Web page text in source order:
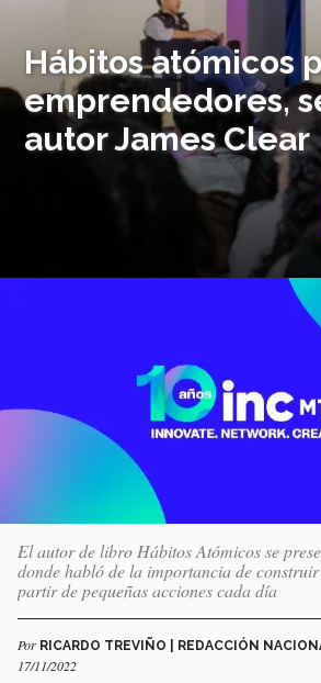
Hábitos atómicos
emprendedores,
autor James Clear
El autor de libro Hábitos Atómicos se
donde habló de la importancia de
partir de pequeñas acciones cada día
Por RICARDO TREVIÑO | REDACCIÓN
17/11/2022